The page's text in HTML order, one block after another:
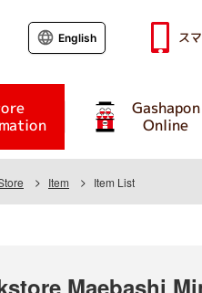
Gashapon
Online
English ス
Item Item List
Maebashi